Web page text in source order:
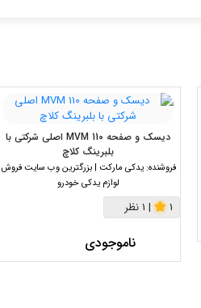
دیسک و صفحه MVM 110 اصلی شرکتی با
بلبرینگ کلاچ
فروشنده: یدکی مارکت | بزرگترین وب سایت فروش
لوازم یدکی خودرو
1
| 1 نظر
ناموجودی